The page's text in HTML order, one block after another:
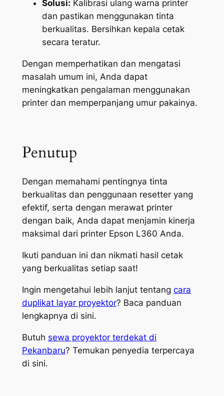
Solusi: Kalibrasi ulang warna printer
dan pastikan menggunakan tinta
berkualitas. Bersihkan kepala cetak
secara teratur.
Dengan memperhatikan dan mengatasi
masalah umum ini, Anda dapat
meningkatkan pengalaman menggunakan
printer dan memperpanjang umur pakainya.
Penutup
Dengan memahami pentingnya tinta
berkualitas dan penggunaan resetter yang
efektif, serta dengan merawat printer
dengan baik, Anda dapat menjamin kinerja
maksimal dari printer Epson L360 Anda.
Ikuti panduan ini dan nikmati hasil cetak
yang berkualitas setiap saat!
Ingin mengetahui lebih lanjut tentang cara
duplikat layar proyektor? Baca panduan
lengkapnya di sini.
Butuh sewa proyektor terdekat di
Pekanbaru? Temukan penyedia terpercaya
di sini.